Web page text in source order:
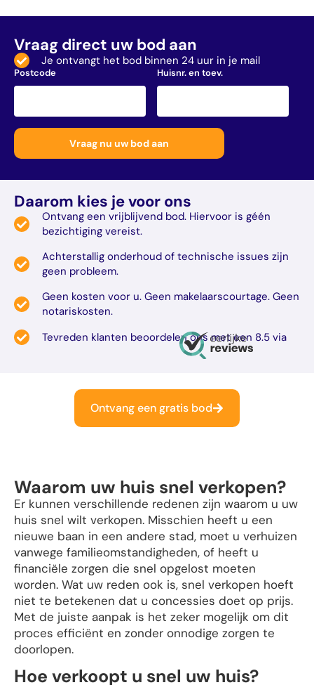
Vraag direct uw bod aan
Je ontvangt het bod binnen 24 uur in je mail
Postcode Huisnr. en toev.
Daarom kies je voor ons
Ontvang een vrijblijvend bod. Hiervoor is géén
bezichtiging vereist.
Achterstallig onderhoud of technische issues zijn
geen probleem.
Geen kosten voor u. Geen makelaarscourtage. Geen
notariskosten.
Tevreden klanten beoordelen ons met een 8.5 via
Ontvang een gratis bod
Waarom uw huis snel verkopen?
Er kunnen verschillende redenen zijn waarom u uw
huis snel wilt verkopen. Misschien heeft u een
nieuwe baan in een andere stad, moet u verhuizen
vanwege familieomstandigheden, of heeft u
financiële zorgen die snel opgelost moeten
worden. Wat uw reden ook is, snel verkopen hoeft
niet te betekenen dat u concessies doet op prijs.
Met de juiste aanpak is het zeker mogelijk om dit
proces efficiënt en zonder onnodige zorgen te
doorlopen.
Hoe verkoopt u snel uw huis?